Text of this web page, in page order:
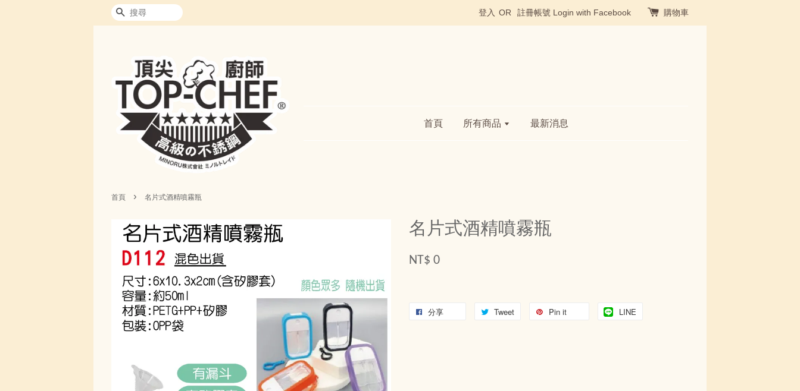
搜尋 登入 OR 註冊帳號 Login with Facebook 購物車
首頁 所有商品 最新消息
首頁 › 名片式酒精噴霧瓶
名片式酒精噴霧瓶
NT$ 0
分享 Tweet Pin it LINE